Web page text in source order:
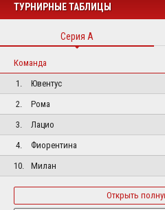
ТУРНИРНЫЕ ТАБЛИЦЫ
Серия А
Команда
1.
Ювентус
2.
Рома
3.
Лацио
4.
Фиорентина
10.
Милан
Открыть